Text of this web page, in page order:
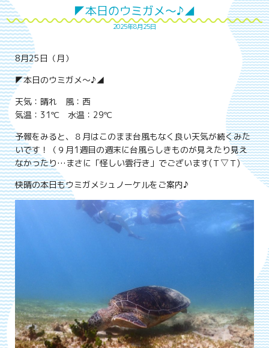
◤本日のウミガメ～♪◢
2025年8月25日
8月25日（月）
◤本日のウミガメ～♪◢
天気：晴れ 風：西
気温：31℃ 水温：29℃
予報をみると、８月はこのまま台風もなく良い天気が続くみた
いです！（９月1週目の週末に台風らしきものが見えたり見え
なかったり…まさに「怪しい雲行き」でございます(Ｔ▽Ｔ)
快晴の本日もウミガメシュノーケルをご案内♪